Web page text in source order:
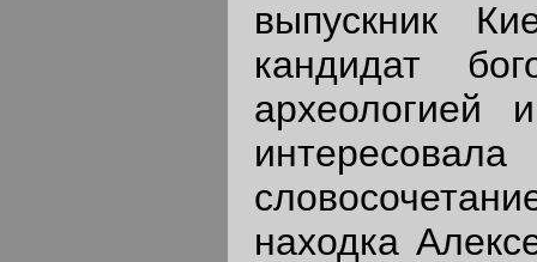
выпускник
кандидат
археологией
находка